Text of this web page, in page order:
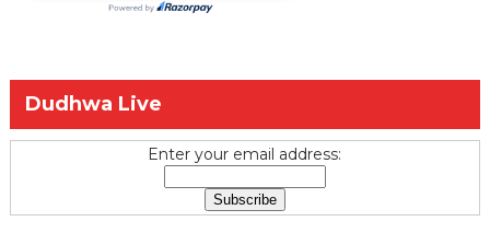
Dudhwa Live
Enter your email address: